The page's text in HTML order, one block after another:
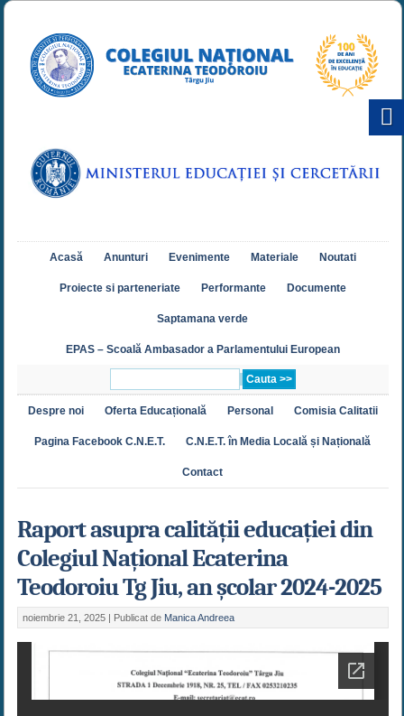
Acasă Anunturi Evenimente Materiale Noutati
Proiecte si parteneriate Performante Documente
Saptamana verde
EPAS – Scoală Ambasador a Parlamentului European
Despre noi Oferta Educațională Personal Comisia Calitatii
Pagina Facebook C.N.E.T. C.N.E.T. în Media Locală și Națională
Contact
Raport asupra calității educației din
Colegiul Național Ecaterina
Teodoroiu Tg Jiu, an școlar 2024-2025
noiembrie 21, 2025 | Publicat de Manica Andreea